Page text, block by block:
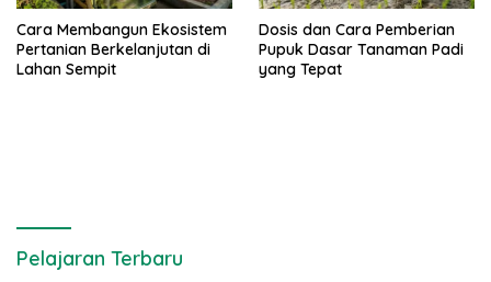
Cara Membangun Ekosistem
Pertanian Berkelanjutan di
Lahan Sempit
Dosis dan Cara Pemberian
Pupuk Dasar Tanaman Padi
yang Tepat
Pelajaran Terbaru